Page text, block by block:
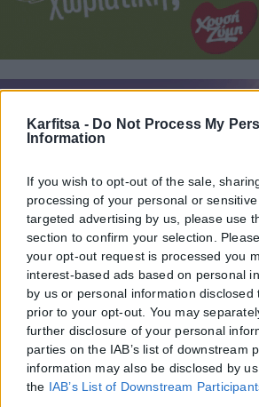
Karfitsa - Do Not Process My
Information
If you wish to opt-out of the sale,
processing of your personal or
targeted advertising by us, please use
section to confirm your selection.
your opt-out request is processed you
interest-based ads based on personal
by us or personal information disclosed
prior to your opt-out. You may
further disclosure of your personal
parties on the IAB’s list of downstream
information may also be disclosed by
the IAB’s List of Downstream